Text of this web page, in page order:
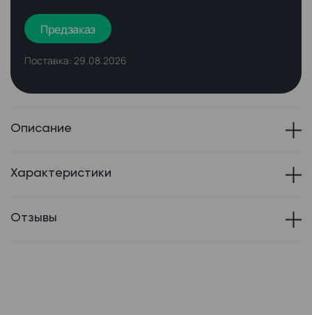
Описание
Характеристики
Отзывы
Предзаказ
Поставка: 29.08.2026